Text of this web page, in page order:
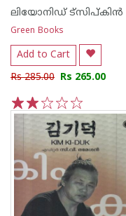
ലിയോനിഡ് ട്സിപ്കിന്‍
Green Books
Add to Cart
Rs 285.00 Rs 265.00
5
4
3
2
1